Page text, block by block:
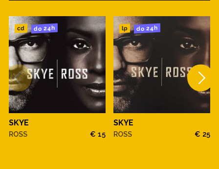
cd do 24h
SKYE
ROSS € 15
lp do 24h
SKYE
ROSS € 25